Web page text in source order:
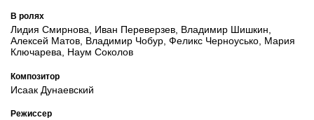
В ролях
Лидия Смирнова, Иван Переверзев, Владимир Шишкин,
Алексей Матов, Владимир Чобур, Феликс Черноусько, Мария
Ключарева, Наум Соколов
Композитор
Исаак Дунаевский
Режиссер